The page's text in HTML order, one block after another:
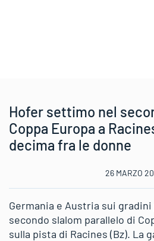
Hofer settimo nel
Coppa Europa a
decima fra le donne
26 MARZO
Germania e Austria sui
secondo slalom parallelo di
sulla pista di Racines (Bz). La